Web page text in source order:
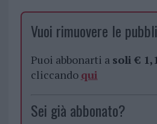
Vuoi rimuovere le
Puoi abbonarti a soli €
cliccando qui
Sei già abbonato?